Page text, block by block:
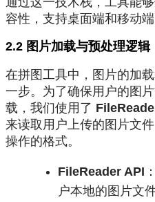
容性，支持桌面端和移动端
2.2 图片加载与预处理逻辑
在拼图工具中，图片的加
一步。为了确保用户的图
载，我们使用了
来读取用户上传的图片文
操作的格式。
FileReader API
户本地的图片文